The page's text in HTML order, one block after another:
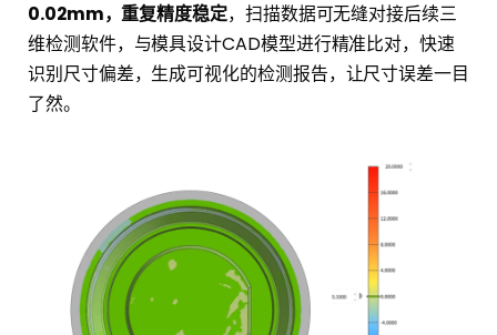
0.02mm，重复精度稳定，扫描数据可无缝对接后续三
维检测软件，与模具设计CAD模型进行精准比对，快速
识别尺寸偏差，生成可视化的检测报告，让尺寸误差一目
了然。